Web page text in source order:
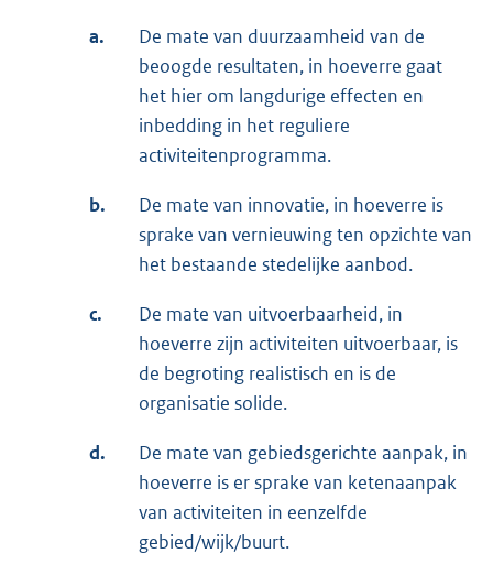
a.
De mate van duurzaamheid van de
beoogde resultaten, in hoeverre gaat
het hier om langdurige effecten en
inbedding in het reguliere
activiteitenprogramma.
b.
De mate van innovatie, in hoeverre is
sprake van vernieuwing ten opzichte van
het bestaande stedelijke aanbod.
c.
De mate van uitvoerbaarheid, in
hoeverre zijn activiteiten uitvoerbaar, is
de begroting realistisch en is de
organisatie solide.
d.
De mate van gebiedsgerichte aanpak, in
hoeverre is er sprake van ketenaanpak
van activiteiten in eenzelfde
gebied/wijk/buurt.